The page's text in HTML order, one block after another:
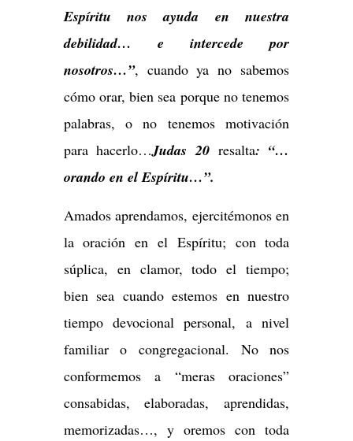
Espíritu nos ayuda en nuestra
debilidad… e intercede por
nosotros…”, cuando ya no sabemos
cómo orar, bien sea porque no tenemos
palabras, o no tenemos motivación
para hacerlo…Judas 20 resalta: “…
orando en el Espíritu…”.
Amados aprendamos, ejercitémonos en
la oración en el Espíritu; con toda
súplica, en clamor, todo el tiempo;
bien sea cuando estemos en nuestro
tiempo devocional personal, a nivel
familiar o congregacional. No nos
conformemos a “meras oraciones”
consabidas, elaboradas, aprendidas,
memorizadas…, y oremos con toda